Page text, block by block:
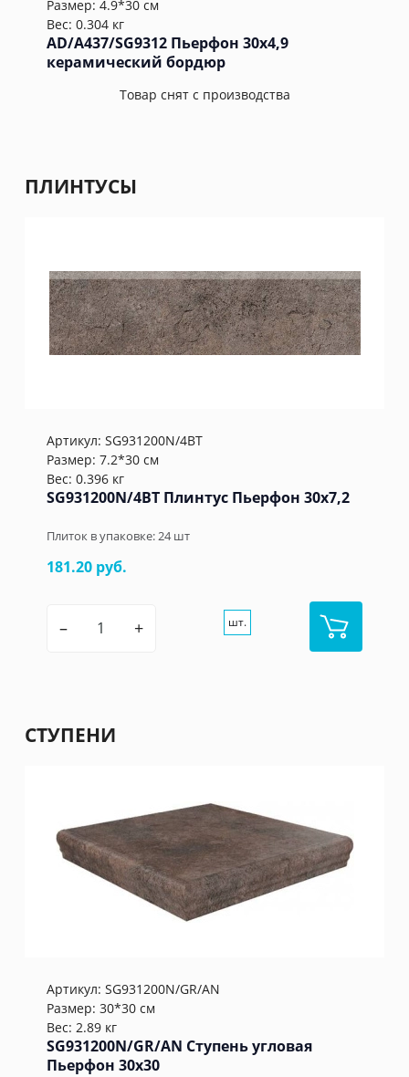
Размер: 4.9*30 см
Вес: 0.304 кг
AD/A437/SG9312 Пьерфон 30x4,9
керамический бордюр
Товар снят с производства
ПЛИНТУСЫ
Артикул: SG931200N/4BT
Размер: 7.2*30 см
Вес: 0.396 кг
SG931200N/4BT Плинтус Пьерфон 30x7,2
Плиток в упаковке:24шт
181.20 руб.
– + шт.
СТУПЕНИ
Артикул: SG931200N/GR/AN
Размер: 30*30 см
Вес: 2.89 кг
SG931200N/GR/AN Ступень угловая
Пьерфон 30x30